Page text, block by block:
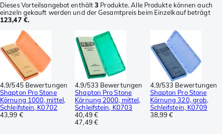
Dieses Vorteilsangebot enthält3 Produkte. Alle Produkte können auch
einzeln gekauft werden und der Gesamtpreis beim Einzelkauf beträgt
123,47 €.
4.9/545 Bewertungen
Shapton Pro Stone
Körnung 1000, mittel,
Schleifstein, K0702
43,99 €
4.9/533 Bewertungen
Shapton Pro Stone
Körnung 2000, mittel,
Schleifstein, K0703
40,49 €
47,49 €
4.9/533 Bewertungen
Shapton Pro Stone
Körnung 320, grob,
Schleifstein, K0709
38,99 €